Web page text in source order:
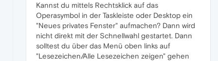
Kannst du mittels Rechtsklick auf das
Operasymbol in der Taskleiste oder Desktop ein
"Neues privates Fenster" aufmachen? Dann wird
nicht direkt mit der Schnellwahl gestartet. Dann
solltest du über das Menü oben links auf
"Lesezeichen/Alle Lesezeichen zeigen" gehen